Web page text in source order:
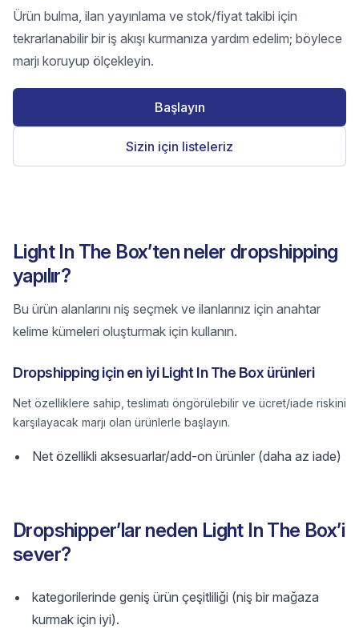
Ürün bulma, ilan yayınlama ve stok/fiyat takibi için
tekrarlanabilir bir iş akışı kurmanıza yardım edelim; böylece
marjı koruyup ölçekleyin.
Başlayın
Sizin için listeleriz
Light In The Box’ten neler dropshipping
yapılır?
Bu ürün alanlarını niş seçmek ve ilanlarınız için anahtar
kelime kümeleri oluşturmak için kullanın.
Dropshipping için en iyi Light In The Box ürünleri
Net özelliklere sahip, teslimatı öngörülebilir ve ücret/iade riskini
karşılayacak marjı olan ürünlerle başlayın.
Net özellikli aksesuarlar/add-on ürünler (daha az iade)
Dropshipper’lar neden Light In The Box’i
sever?
kategorilerinde geniş ürün çeşitliliği (niş bir mağaza
kurmak için iyi).